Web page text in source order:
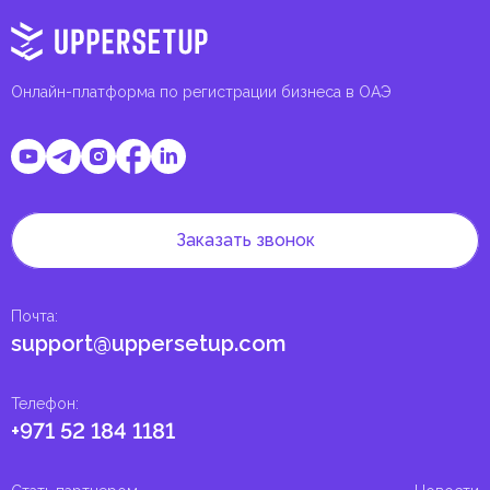
Онлайн-платформа по регистрации бизнеса в ОАЭ
Телефон:
+971 52 184 1181
Почта:
support@uppersetup.com
Заказать звонок